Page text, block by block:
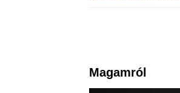
Magamról